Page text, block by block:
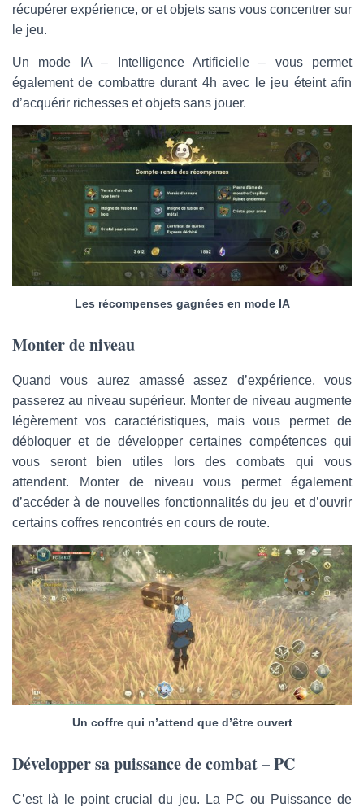
récupérer expérience, or et objets sans vous concentrer sur
le jeu.
Un mode IA – Intelligence Artificielle – vous permet
également de combattre durant 4h avec le jeu éteint afin
d’acquérir richesses et objets sans jouer.
Les récompenses gagnées en mode IA
Monter de niveau
Quand vous aurez amassé assez d’expérience, vous
passerez au niveau supérieur. Monter de niveau augmente
légèrement vos caractéristiques, mais vous permet de
débloquer et de développer certaines compétences qui
vous seront bien utiles lors des combats qui vous
attendent. Monter de niveau vous permet également
d’accéder à de nouvelles fonctionnalités du jeu et d’ouvrir
certains coffres rencontrés en cours de route.
Un coffre qui n’attend que d’être ouvert
Développer sa puissance de combat – PC
C’est là le point crucial du jeu. La PC ou Puissance de